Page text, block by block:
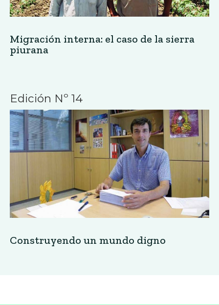
Migración interna: el caso de la sierra
piurana
Edición Nº 14
Construyendo un mundo digno